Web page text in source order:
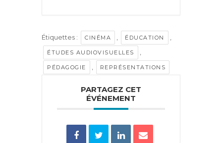
Étiquettes : CINÉMA , ÉDUCATION ,
ÉTUDES AUDIOVISUELLES ,
PÉDAGOGIE , REPRÉSENTATIONS
PARTAGEZ CET
ÉVÉNEMENT